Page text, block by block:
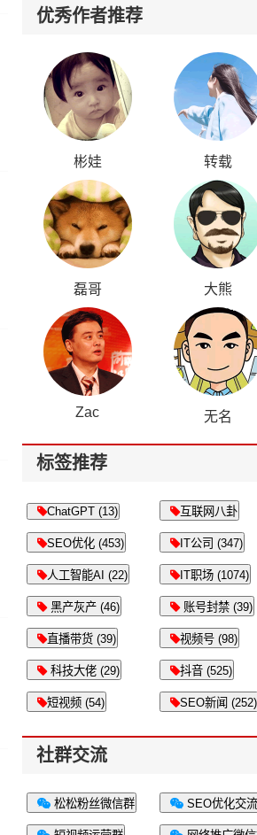
优秀作者推荐
彬娃 转载
磊哥 大熊
Zac 无名
标签推荐
ChatGPT (13) 互联网八卦
SEO优化 (453) IT公司 (347)
人工智能AI (22) IT职场 (1074)
黑产灰产 (46) 账号封禁 (39)
直播带货 (39) 视频号 (98)
科技大佬 (29) 抖音 (525)
短视频 (54) SEO新闻 (252)
社群交流
松松粉丝微信群 SEO优化交